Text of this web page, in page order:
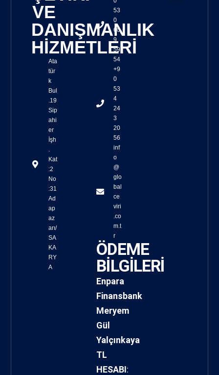
VE
DANIŞMANLIK
HİZMETLERİ
Ata
tür
k
Bul
.19
Sip
ahi
er
İşh
.
Kat
:2
No
:31
Ad
ap
az
arı/
SA
KA
RY
A
53
0
60
9
59
54
+9
0
53
4
24
3
20
56
inf
o
@
glo
bal
ce
viri
.co
m.t
r
ÖDEME
BİLGİLERİ
Enpara
Finansbank
Meryem
Gül
Yalçınkaya
TL
HESABI: